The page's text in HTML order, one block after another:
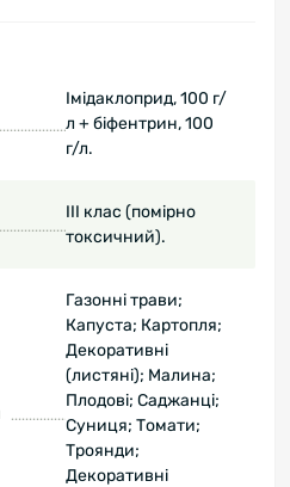
Імідаклоприд, 100 г/
л + біфентрин, 100
г/л.
III клас (помірно
токсичний).
Газонні трави;
Капуста; Картопля;
Декоративні
(листяні); Малина;
Плодові; Саджанці;
Суниця; Томати;
Троянди;
Декоративні